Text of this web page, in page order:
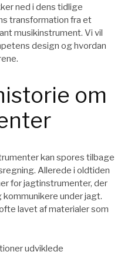
ned i dens tidlige
transformation fra et
musikinstrument. Vi vil
design og hvordan
om
kan spores tilbage
Allerede i oldtiden
for jagtinstrumenter, der
under jagt.
lavet af materialer som
udviklede